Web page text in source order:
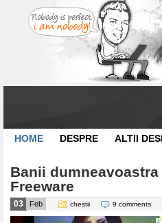
HOME DESPRE ALTII
Banii
Freeware
03 Feb chestii 9 comments